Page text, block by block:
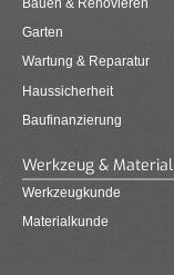
Bauen & Renovieren
Garten
Wartung & Reparatur
Haussicherheit
Baufinanzierung
Werkzeug & Material
Werkzeugkunde
Materialkunde